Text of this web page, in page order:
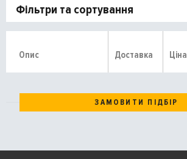
Фільтри та сортування
Опис Доставка Ціна
ЗАМОВИТИ ПІДБІР